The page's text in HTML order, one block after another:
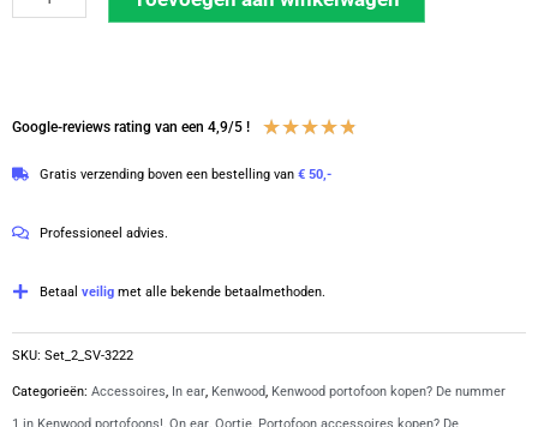
van
oortjes
vorm
aansluiting
SV-
3222-
K1-
Google-reviews rating van een 4,9/5 ! ★★★★★
Gratis verzending boven een bestelling van € 50,-
Professioneel advies.
Betaal veilig met alle bekende betaalmethoden.
SKU: Set_2_SV-3222
Categorieën: Accessoires, In ear, Kenwood, Kenwood portofoon kopen? De nummer